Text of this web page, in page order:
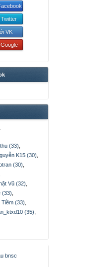
VK
(33)
K15 (30)
(30)
Vũ (32)
(33)
Tiềm (33)
(35)
bnsc